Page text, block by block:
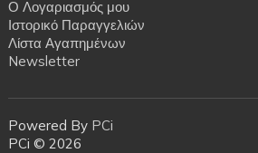
Ο Λογαριασμός μου
Ιστορικό Παραγγελιών
Λίστα Αγαπημένων
Newsletter
Powered By PCi
PCi © 2026